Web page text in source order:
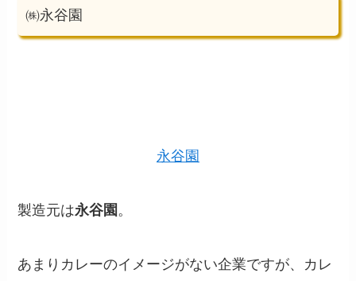
㈱永谷園
永谷園
製造元は永谷園。
あまりカレーのイメージがない企業ですが、カレ